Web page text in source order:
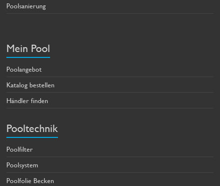
Poolsanierung
Mein Pool
Poolangebot
Katalog bestellen
Händler finden
Pooltechnik
Poolfilter
Poolsystem
Poolfolie Becken